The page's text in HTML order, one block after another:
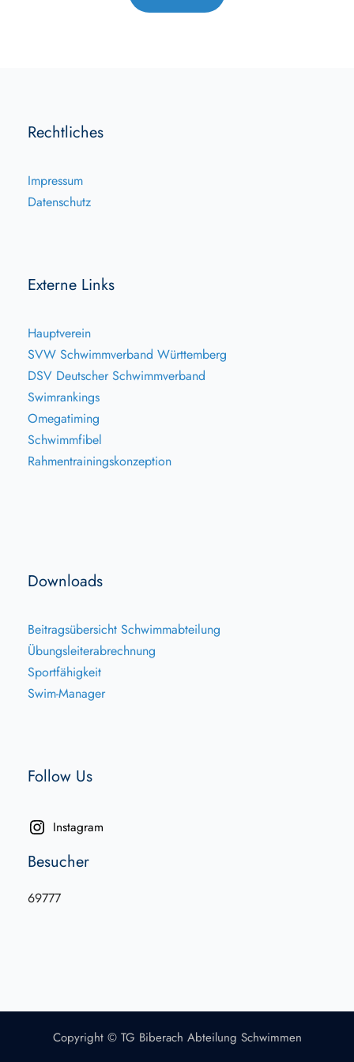
Rechtliches
Impressum
Datenschutz
Externe Links
Hauptverein
SVW Schwimmverband Württemberg
DSV Deutscher Schwimmverband
Swimrankings
Omegatiming
Schwimmfibel
Rahmentrainingskonzeption
Downloads
Beitragsübersicht Schwimmabteilung
Übungsleiterabrechnung
Sportfähigkeit
Swim-Manager
Follow Us
Instagram
Besucher
69777
Copyright © TG Biberach Abteilung Schwimmen